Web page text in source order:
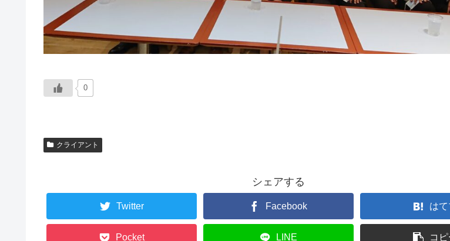
0
クライアント
シェアする
Twitter Facebook はて
Pocket LINE コピ